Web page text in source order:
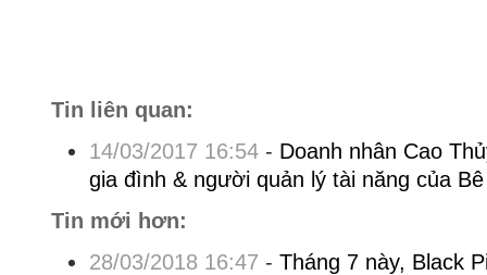
Tin liên quan:
14/03/2017 16:54- Doanh nhân Cao
gia đình & người quản lý tài năng của
Tin mới hơn:
28/03/2018 16:47 - Tháng 7 này, Black